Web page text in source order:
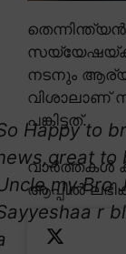
നടനും
വിശാലാണ്
പങ്കിട്ടത്.
വാർത്തകൾ
ആപ്പിൽ
Happy to
to
Bro
r